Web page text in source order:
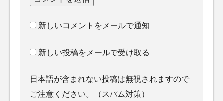
新しいコメントをメールで通知
新しい投稿をメールで受け取る
日本語が含まれない投稿は無視されますので
ご注意ください。（スパム対策）